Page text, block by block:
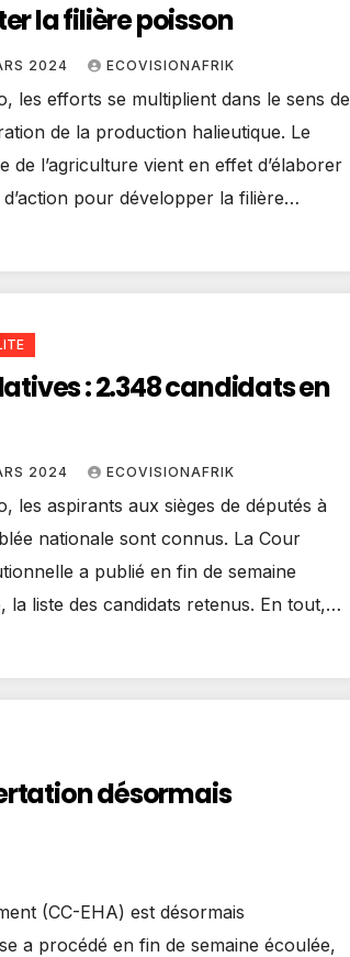
la filière poisson
2024 ECOVISIONAFRIK
les efforts se multiplient dans le sens de
de la production halieutique. Le
de l’agriculture vient en effet d’élaborer
pour développer la filière…
: 2.348 candidats en
2024 ECOVISIONAFRIK
les aspirants aux sièges de députés à
nationale sont connus. La Cour
a publié en fin de semaine
la liste des candidats retenus. En tout,…
désormais
(CC-EHA) est désormais
a procédé en fin de semaine écoulée,